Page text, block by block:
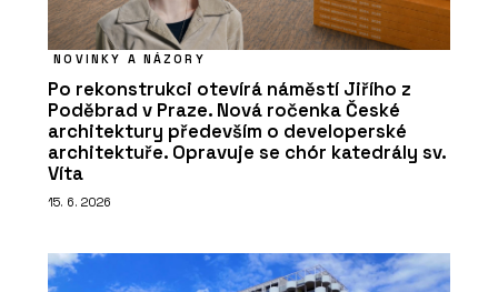
NOVINKY A NÁZORY
Po rekonstrukci otevírá náměstí Jiřího z
Poděbrad v Praze. Nová ročenka České
architektury především o developerské
architektuře. Opravuje se chór katedrály sv.
Víta
15. 6. 2026